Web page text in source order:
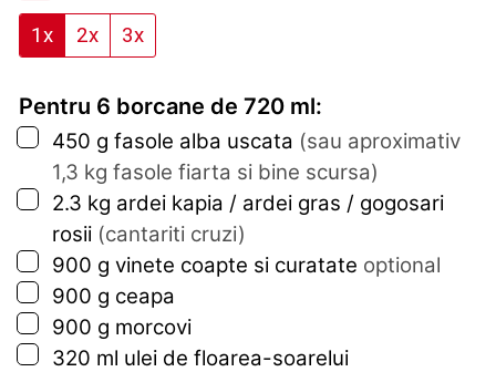
1x 2x 3x
Pentru 6 borcane de 720 ml:
▢
450 g fasole alba uscata (sau aproximativ
1,3 kg fasole fiarta si bine scursa)
▢
2.3 kg ardei kapia / ardei gras / gogosari
rosii (cantariti cruzi)
▢
900 g vinete coapte si curatate optional
▢
900 g ceapa
▢
900 g morcovi
▢
320 ml ulei de floarea-soarelui